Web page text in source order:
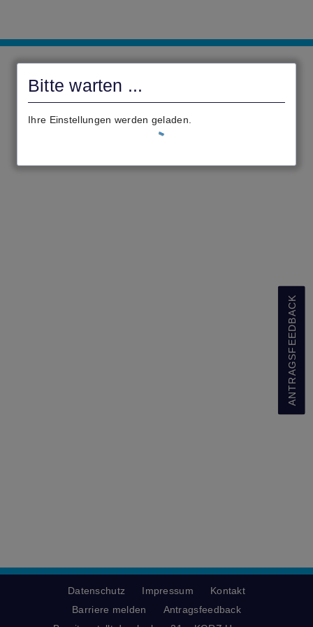
Bitte warten ...
Ihre Einstellungen werden geladen.
ANTRAGSFEEDBACK
Datenschutz Impressum
Kontakt
Barriere melden
Antragsfeedback